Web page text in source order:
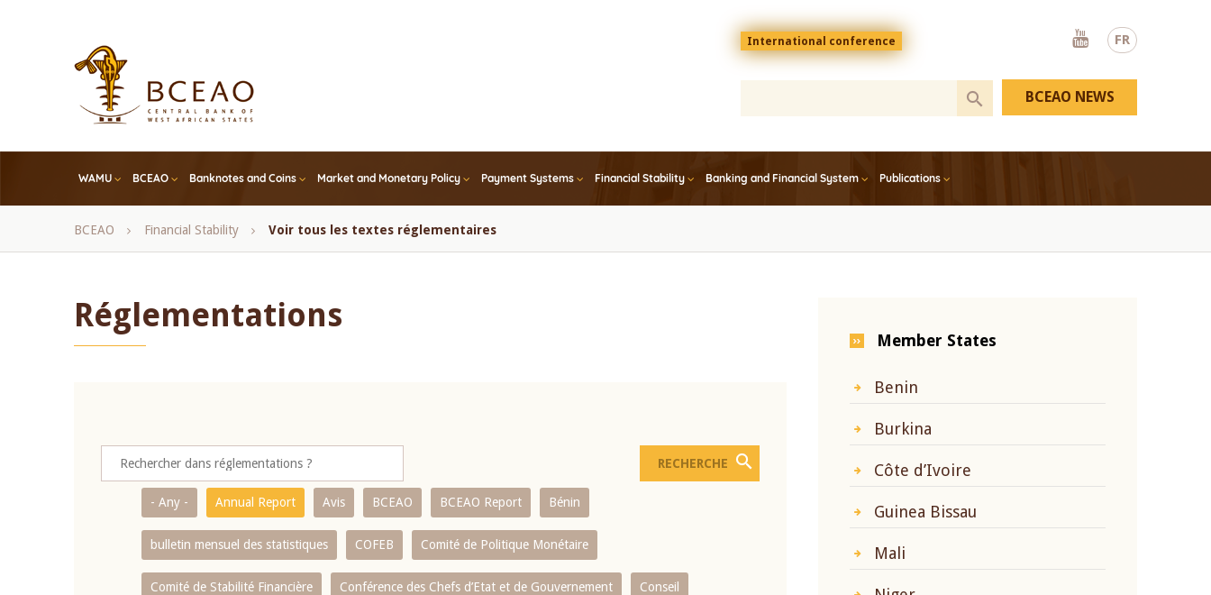
FR
Menu
top
En
International conference
Youtube
WAMU BCEAO Banknotes and Coins Market and Monetary Policy Payment Systems Financial Stability Banking and Financial System Publications
BCEAO NEWS
Breadcrumb
BCEAO Financial Stability Voir tous les textes réglementaires
Réglementations
- Any - Annual Report Avis BCEAO BCEAO Report Bénin
bulletin mensuel des statistiques COFEB Comité de Politique Monétaire
Comité de Stabilité Financière Conférence des Chefs d’Etat et de Gouvernement Conseil
Member States
Benin
Burkina
Côte d’Ivoire
Guinea Bissau
Mali